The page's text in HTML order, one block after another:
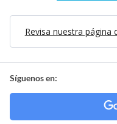
Revisa nuestra página
Síguenos en: